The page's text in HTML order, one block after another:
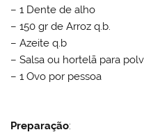
– 1 Dente de alho
– 150 gr de Arroz q.b.
– Azeite q.b
– Salsa ou hortelã para
– 1 Ovo por pessoa
Preparação: